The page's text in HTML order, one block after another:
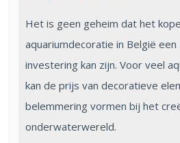
Het is geen geheim dat het
aquariumdecoratie in België een
investering kan zijn. Voor veel
kan de prijs van decoratieve
belemmering vormen bij het
onderwaterwereld.